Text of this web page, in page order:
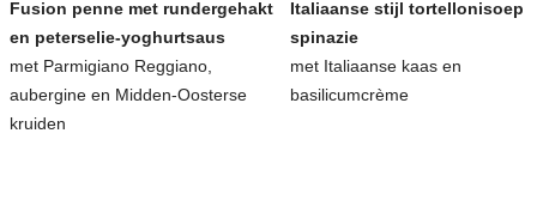
Fusion penne met rundergehakt
en peterselie-yoghurtsaus
met Parmigiano Reggiano,
aubergine en Midden-Oosterse
kruiden
Italiaanse stijl tortellonisoep
spinazie
met Italiaanse kaas en
basilicumcrème